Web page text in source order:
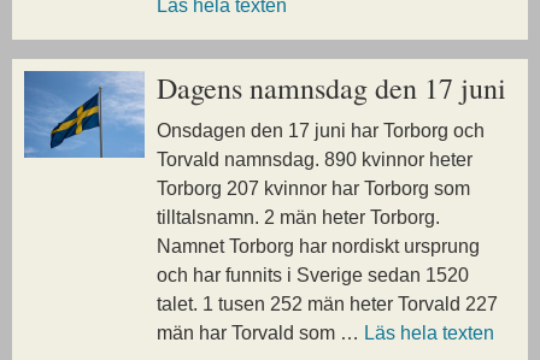
Läs hela texten
Dagens namnsdag den 17 juni
Onsdagen den 17 juni har Torborg och
Torvald namnsdag. 890 kvinnor heter
Torborg 207 kvinnor har Torborg som
tilltalsnamn. 2 män heter Torborg.
Namnet Torborg har nordiskt ursprung
och har funnits i Sverige sedan 1520
talet. 1 tusen 252 män heter Torvald 227
män har Torvald som … Läs hela texten